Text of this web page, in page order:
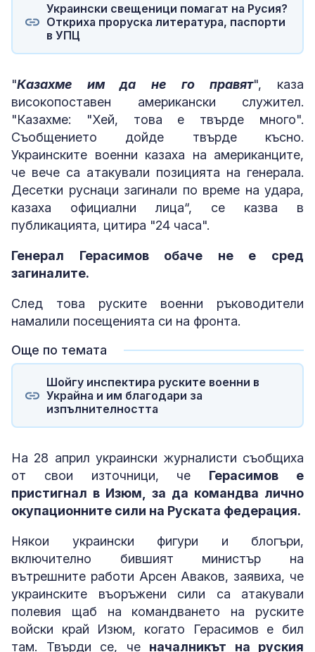
Украински свещеници помагат на Русия?
Откриха проруска литература, паспорти
в УПЦ
"Казахме им да не го правят", каза
високопоставен американски служител.
"Казахме: "Хей, това е твърде много".
Съобщението дойде твърде късно.
Украинските военни казаха на американците,
че вече са атакували позицията на генерала.
Десетки руснаци загинали по време на удара,
казаха официални лица“, се казва в
публикацията, цитира "24 часа".
Генерал Герасимов обаче не е сред
загиналите.
След това руските военни ръководители
намалили посещенията си на фронта.
Още по темата
Шойгу инспектира руските военни в
Украйна и им благодари за
изпълнителността
На 28 април украински журналисти съобщиха
от свои източници, че Герасимов е
пристигнал в Изюм, за да командва лично
окупационните сили на Руската федерация.
Някои украински фигури и блогъри,
включително бившият министър на
вътрешните работи Арсен Аваков, заявиха, че
украинските въоръжени сили са атакували
полевия щаб на командването на руските
войски край Изюм, когато Герасимов е бил
там. Твърди се, че началникът на руския